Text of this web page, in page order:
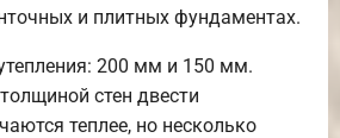
и плитных фундаментах.
200 мм и 150 мм.
стен двести
теплее, но несколько